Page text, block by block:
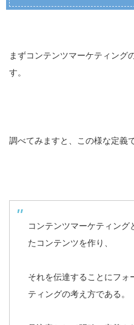
まずコンテンツマーケティング
す。
調べてみますと、この様な定義
コンテンツマーケティング
たコンテンツを作り、
それを伝達することにフォ
ティングの考え方である。